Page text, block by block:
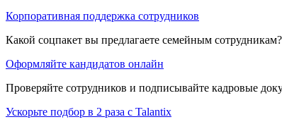
Корпоративная поддержка сотрудников
Какой соцпакет вы предлагаете семейным сотрудникам?
Оформляйте кандидатов онлайн
Проверяйте сотрудников и подписывайте кадровые
Ускорьте подбор в 2 раза с Talantix